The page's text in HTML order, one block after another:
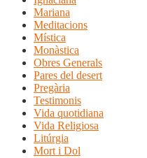
Mariana
Meditacions
Mística
Monàstica
Obres Generals
Pares del desert
Pregària
Testimonis
Vida quotidiana
Vida Religiosa
Litúrgia
Mort i Dol